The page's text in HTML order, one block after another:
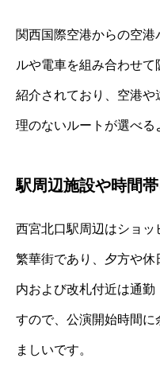
関西国際空港からの空
ルや電車を組み合わせ
紹介されており、空港
理のないルートが選べる
駅周辺施設や時間
西宮北口駅周辺はショッ
繁華街であり、夕方や
内および改札付近は通勤
すので、公演開始時間
ましいです。